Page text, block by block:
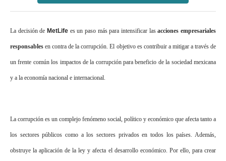
La decisión de MetLife es un paso más para intensificar lasacciones empresariales
responsables en contra de la corrupción. El objetivo es contribuir a mitigar a través de
un frente común los impactos de la corrupción para beneficio de la sociedad mexicana
y a la economía nacional e internacional.
La corrupción es un complejo fenómeno social, político y económico que afecta tanto a
los sectores públicos como a los sectores privados en todos los países. Además,
obstruye la aplicación de la ley y afecta el desarrollo económico. Por ello, para crear